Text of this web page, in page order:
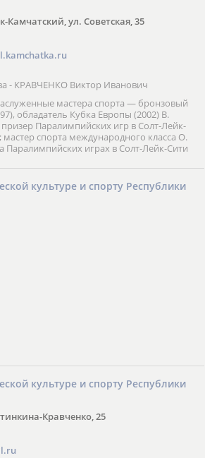
Камчатский, ул. Советская, 35
- КРАВЧЕНКО Виктор Иванович
мастера спорта — бронзовый
обладатель Кубка Европы (2002) В.
Паралимпийских игр в Солт-Лейк-
спорта международного класса О.
Паралимпийских играх в Солт-Лейк-Сити
культуре и спорту Республики
культуре и спорту Республики
Кравченко, 25